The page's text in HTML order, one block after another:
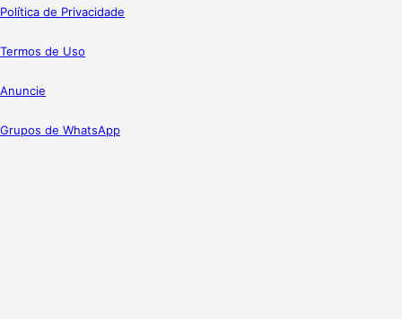
Política de Privacidade
Termos de Uso
Anuncie
Grupos de WhatsApp